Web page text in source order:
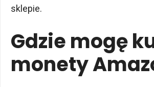
sklepie.
Gdzie mogę
monety